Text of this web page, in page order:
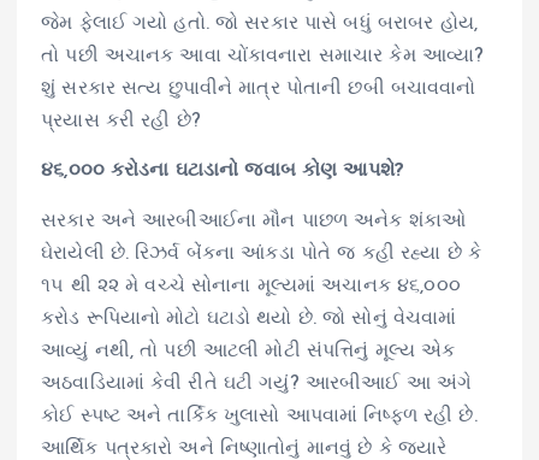
જેમ ફેલાઈ ગયો હતો. જો સરકાર પાસે બધું બરાબર હોય,
તો પછી અચાનક આવા ચોંકાવનારા સમાચાર કેમ આવ્યા?
શું સરકાર સત્ય છુપાવીને માત્ર પોતાની છબી બચાવવાનો
પ્રયાસ કરી રહી છે?
૪૬,૦૦૦ કરોડના ઘટાડાનો જવાબ કોણ આપશે?
સરકાર અને આરબીઆઈના મૌન પાછળ અનેક શંકાઓ
ઘેરાયેલી છે. રિઝર્વ બેંકના આંકડા પોતે જ કહી રહ્યા છે કે
૧૫ થી ૨૨ મે વચ્ચે સોનાના મૂલ્યમાં અચાનક ૪૬,૦૦૦
કરોડ રૂપિયાનો મોટો ઘટાડો થયો છે. જો સોનું વેચવામાં
આવ્યું નથી, તો પછી આટલી મોટી સંપત્તિનું મૂલ્ય એક
અઠવાડિયામાં કેવી રીતે ઘટી ગયું? આરબીઆઈ આ અંગે
કોઈ સ્પષ્ટ અને તાર્કિક ખુલાસો આપવામાં નિષ્ફળ રહી છે.
આર્થિક પત્રકારો અને નિષ્ણાતોનું માનવું છે કે જ્યારે